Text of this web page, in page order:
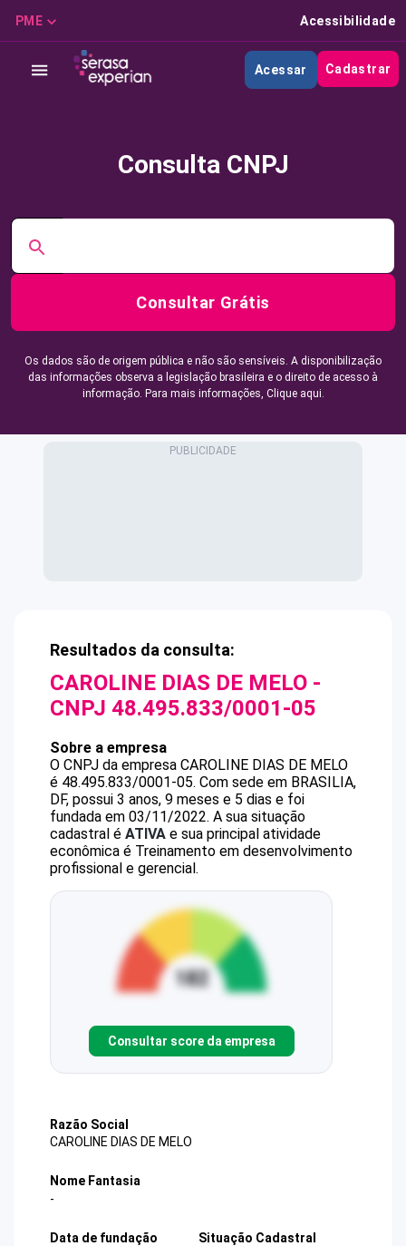
PME Acessibilidade
Acessar Cadastrar
Consulta CNPJ
Consultar Grátis
Os dados são de origem pública e não são sensíveis. A disponibilização
das informações observa a legislação brasileira e o direito de acesso à
informação. Para mais informações, Clique aqui.
Resultados da consulta:
CAROLINE DIAS DE MELO -
CNPJ 48.495.833/0001-05
Sobre a empresa
O CNPJ da empresa CAROLINE DIAS DE MELO
é 48.495.833/0001-05. Com sede em BRASILIA,
DF, possui 3 anos, 9 meses e 5 dias e foi
fundada em 03/11/2022. A sua situação
cadastral é ATIVA e sua principal atividade
econômica é Treinamento em desenvolvimento
profissional e gerencial.
Consultar score da empresa
Razão Social
CAROLINE DIAS DE MELO
Nome Fantasia
-
Data de fundação
Situação Cadastral